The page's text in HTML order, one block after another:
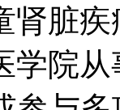
肾脏
学院